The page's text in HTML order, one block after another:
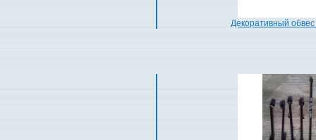
Декоративный